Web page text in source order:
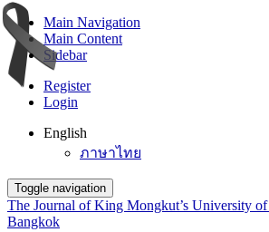
Main Navigation
Main Content
Sidebar
Register
Login
English
ภาษาไทย
Toggle navigation
The Journal of King Mongkut’s University
Bangkok